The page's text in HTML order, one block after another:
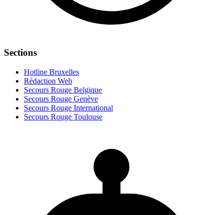
Sections
Hotline Bruxelles
Rédaction Web
Secours Rouge Belgique
Secours Rouge Genève
Secours Rouge International
Secours Rouge Toulouse